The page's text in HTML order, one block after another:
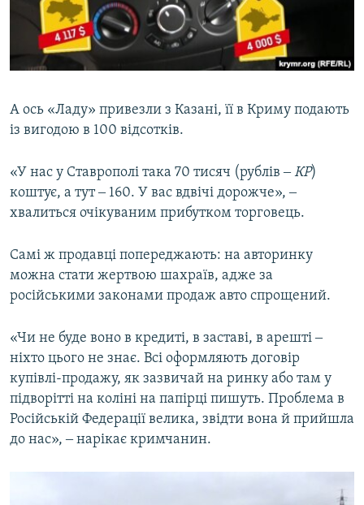
А ось «Ладу» привезли з Казані, її в Криму подають
із вигодою в 100 відсотків.
«У нас у Ставрополі така 70 тисяч (рублів ‒КР)
коштує, а тут ‒ 160. У вас вдвічі дорожче», ‒
хвалиться очікуваним прибутком торговець.
Самі ж продавці попереджають: на авторинку
можна стати жертвою шахраїв, адже за
російськими законами продаж авто спрощений.
«Чи не буде воно в кредиті, в заставі, в арешті ‒
ніхто цього не знає. Всі оформляють договір
купівлі-продажу, як зазвичай на ринку або там у
підворітті на коліні на папірці пишуть. Проблема в
Російській Федерації велика, звідти вона й прийшла
до нас», ‒ нарікає кримчанин.